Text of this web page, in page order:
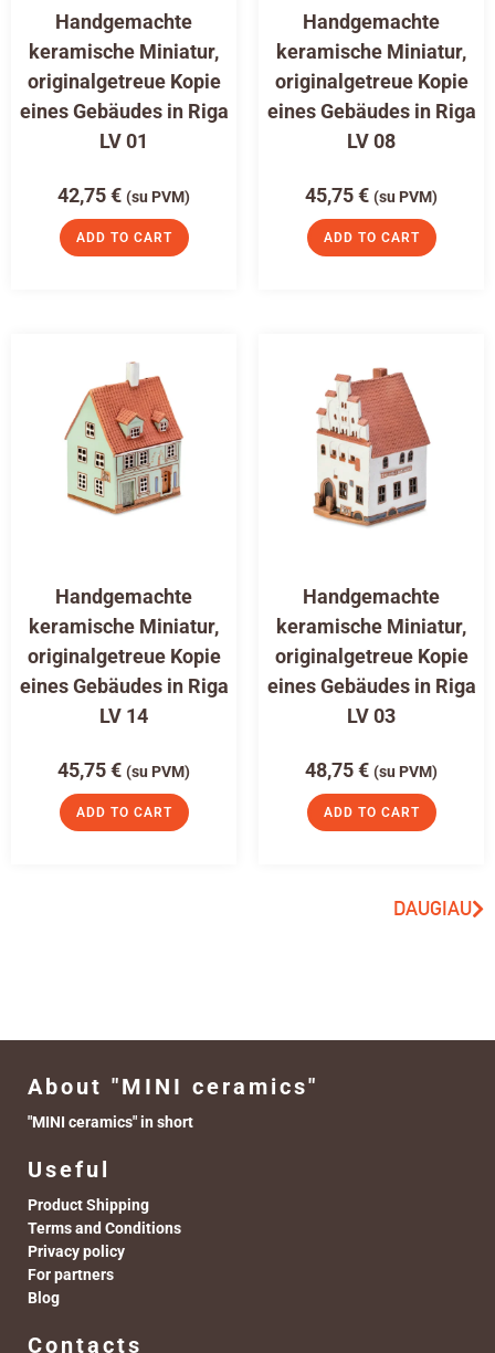
Handgemachte
keramische Miniatur,
originalgetreue Kopie
eines Gebäudes in Riga
LV 01
42,75€ (su PVM)
ADD TO CART
Handgemachte
keramische Miniatur,
originalgetreue Kopie
eines Gebäudes in Riga
LV 08
45,75€ (su PVM)
ADD TO CART
Handgemachte
keramische Miniatur,
originalgetreue Kopie
eines Gebäudes in Riga
LV 14
45,75€ (su PVM)
ADD TO CART
Handgemachte
keramische Miniatur,
originalgetreue Kopie
eines Gebäudes in Riga
LV 03
48,75€ (su PVM)
ADD TO CART
DAUGIAU
About "MINI ceramics"
"MINI ceramics" in short
Useful
Product Shipping
Terms and Conditions
Privacy policy
For partners
Blog
Contacts